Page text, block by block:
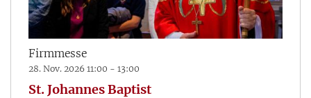
Firmmesse
28. Nov. 2026 11:00 - 13:00
St. Johannes Baptist